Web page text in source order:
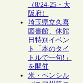
（8/24-25・大
阪府）
埼玉県立久喜
図書館、休館
日特別イベン
ト「本のタイ
トルで一句!」
を開催
米・ペンシル